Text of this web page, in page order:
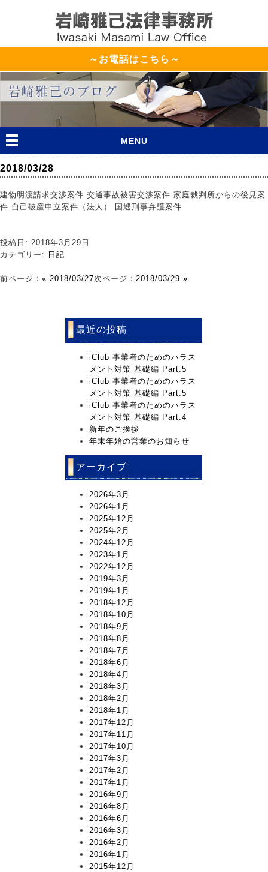
～お電話はこちら～
MENU
2018/03/28
建物明渡請求交渉案件 交通事故被害交渉案件 家庭裁判所からの後見案
件 自己破産申立案件（法人） 国選刑事弁護案件
投稿日: 2018年3月29日
カテゴリー: 日記
前ページ： « 2018/03/27次ページ： 2018/03/29 »
最近の投稿
iClub 事業者のためのハラス
メント対策 基礎編 Part.5
iClub 事業者のためのハラス
メント対策 基礎編 Part.5
iClub 事業者のためのハラス
メント対策 基礎編 Part.4
新年のご挨拶
年末年始の営業のお知らせ
アーカイブ
2026年3月
2026年1月
2025年12月
2025年2月
2024年12月
2023年1月
2022年12月
2019年3月
2019年1月
2018年12月
2018年10月
2018年9月
2018年8月
2018年7月
2018年6月
2018年4月
2018年3月
2018年2月
2018年1月
2017年12月
2017年11月
2017年10月
2017年3月
2017年2月
2017年1月
2016年9月
2016年8月
2016年6月
2016年3月
2016年2月
2016年1月
2015年12月